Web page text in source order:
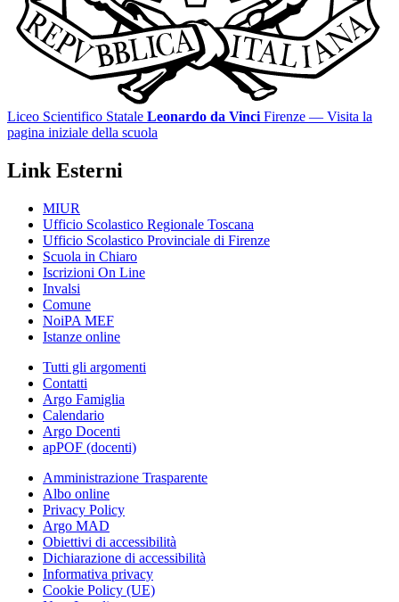
Liceo Scientifico Statale Leonardo da Vinci Firenze — Visita la
pagina iniziale della scuola
Link Esterni
MIUR
Ufficio Scolastico Regionale Toscana
Ufficio Scolastico Provinciale di Firenze
Scuola in Chiaro
Iscrizioni On Line
Invalsi
Comune
NoiPA MEF
Istanze online
Tutti gli argomenti
Contatti
Argo Famiglia
Calendario
Argo Docenti
apPOF (docenti)
Amministrazione Trasparente
Albo online
Privacy Policy
Argo MAD
Obiettivi di accessibilità
Dichiarazione di accessibilità
Informativa privacy
Cookie Policy (UE)